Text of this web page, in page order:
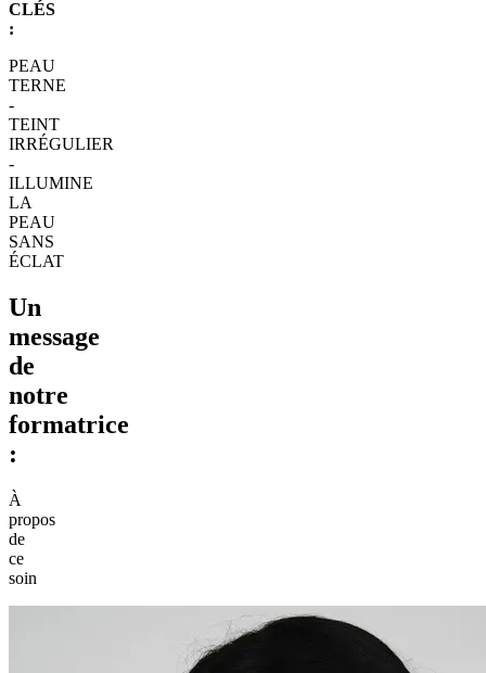
CLÉS
:
PEAU
TERNE
-
TEINT
IRRÉGULIER
-
ILLUMINE
LA
PEAU
SANS
ÉCLAT
Un
message
de
notre
formatrice
:
À
propos
de
ce
soin